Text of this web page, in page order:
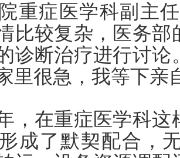
重症医学科副主
比较复杂，医务
诊断治疗进行讨
里很急，我等下亲
，在重症医学科
成了默契配合，